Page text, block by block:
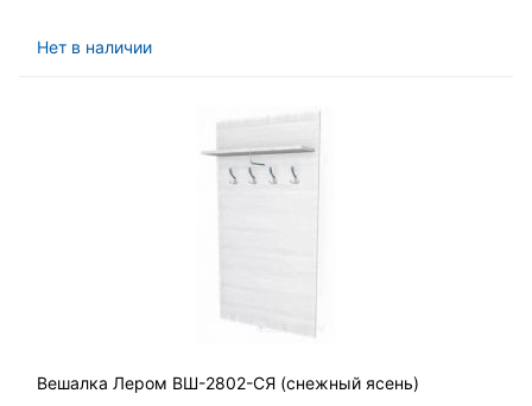
Нет в наличии
Вешалка Лером ВШ-2802-СЯ (снежный ясень)